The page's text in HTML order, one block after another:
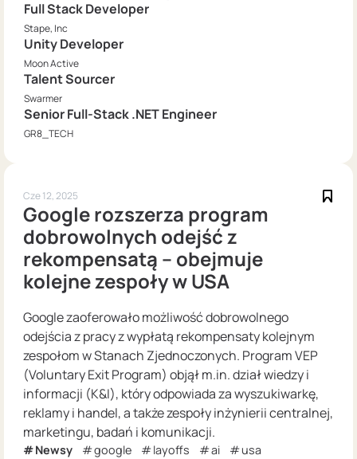
Full Stack Developer
Stape, Inc
Unity Developer
Moon Active
Talent Sourcer
Swarmer
Senior Full-Stack .NET Engineer
GR8_TECH
Cze 12, 2025
Google rozszerza program
dobrowolnych odejść z
rekompensatą – obejmuje
kolejne zespoły w USA
Google zaoferowało możliwość dobrowolnego
odejścia z pracy z wypłatą rekompensaty kolejnym
zespołom w Stanach Zjednoczonych. Program VEP
(Voluntary Exit Program) objął m.in. dział wiedzy i
informacji (K&I), który odpowiada za wyszukiwarkę,
reklamy i handel, a także zespoły inżynierii centralnej,
marketingu, badań i komunikacji.
Newsy google layoffs ai
usa